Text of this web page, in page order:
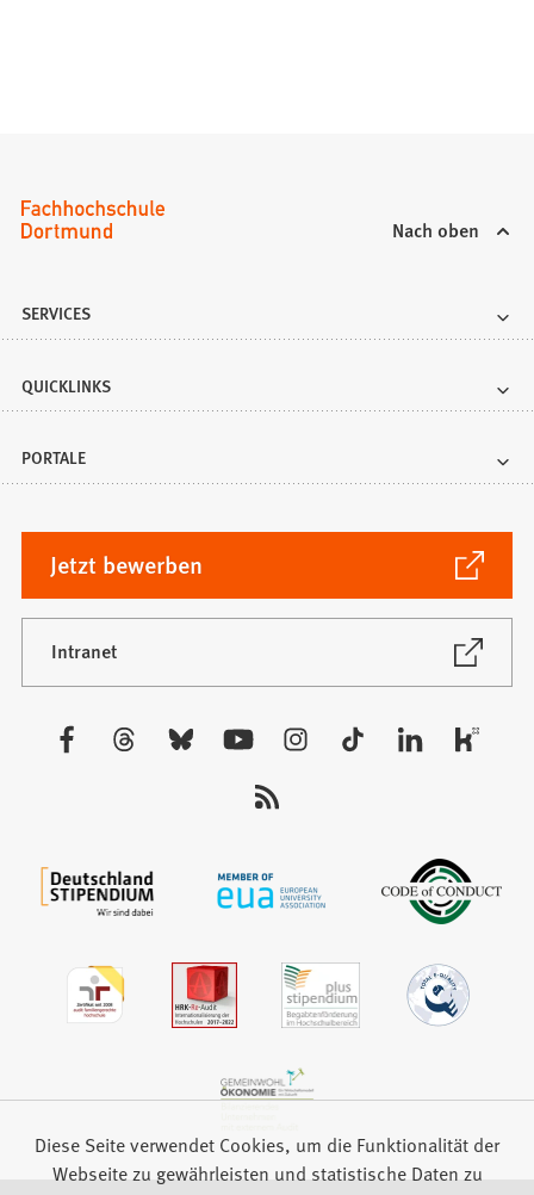
Nach oben
SERVICES
QUICKLINKS
PORTALE
Jetzt bewerben
(Öffnet
in
einem
neuen
Tab)
Intranet
(Öffnet
neuen
Besuchen
Diese Seite verwendet Cookies, um die Funktionalität der
Webseite zu gewährleisten und statistische Daten zu